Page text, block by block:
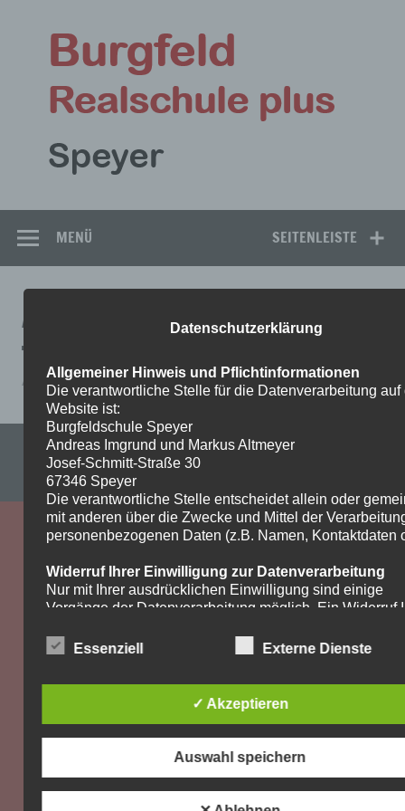
springen
SEITENLEISTE
MENÜ
AUFGABEN_FRANZÖSISCH-2
Aufgaben_Französisch-2
Impressum & Datenschutzerklärung
WordPress-Theme: Dynamic News von ThemeZee.
Datenschutzerklärung
Allgemeiner Hinweis und Pflichtinformationen
Die verantwortliche Stelle für die Datenverarbeitung auf
Website ist:
Burgfeldschule Speyer
Andreas Imgrund und Markus Altmeyer
Josef-Schmitt-Straße 30
67346 Speyer
Die verantwortliche Stelle entscheidet allein oder
mit anderen über die Zwecke und Mittel der
personenbezogenen Daten (z.B. Namen, Kontaktdaten
Widerruf Ihrer Einwilligung zur Datenverarbeitung
Nur mit Ihrer ausdrücklichen Einwilligung sind einige
Vorgänge der Datenverarbeitung möglich. Ein Widerruf
Widerruf genügt eine formlose Mitteilung per E-Mail. Die
Recht auf Beschwerde bei der zuständigen
Aufsichtsbehörde
Als Betroffener steht Ihnen im Falle eines
der zuständigen Aufsichtsbehörde zu. Zuständige
Aufsichtsbehörde bezüglich datenschutzrechtlicher
Essenziell Externe Dienste
✓ Akzeptieren
Auswahl speichern